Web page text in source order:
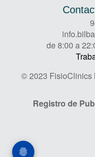
de 8:00 a
© 2023 FisioClinics
Registro de